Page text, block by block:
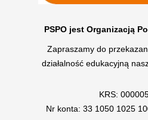
PSPO jest Organizacją
Zapraszamy do
działalność edukacyjną
KRS:
Nr konta: 33 1050 1025